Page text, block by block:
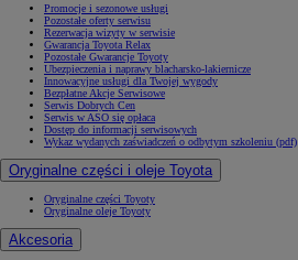
Promocje i sezonowe usługi
Pozostałe oferty serwisu
Rezerwacja wizyty w serwisie
Gwarancja Toyota Relax
Pozostałe Gwarancje Toyoty
Ubezpieczenia i naprawy blacharsko-lakiernicze
Innowacyjne usługi dla Twojej wygody
Bezpłatne Akcje Serwisowe
Serwis Dobrych Cen
Serwis w ASO się opłaca
Dostęp do informacji serwisowych
Wykaz wydanych zaświadczeń o odbytym szkoleniu (pdf)
Oryginalne części i oleje Toyota
Oryginalne części Toyoty
Oryginalne oleje Toyoty
Akcesoria